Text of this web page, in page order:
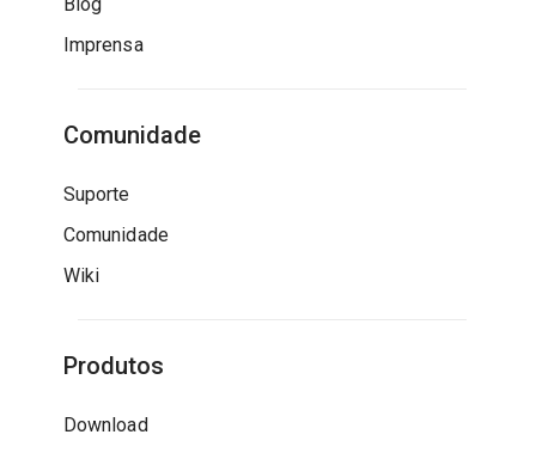
Imprensa
Comunidade
Suporte
Comunidade
Wiki
Produtos
Download